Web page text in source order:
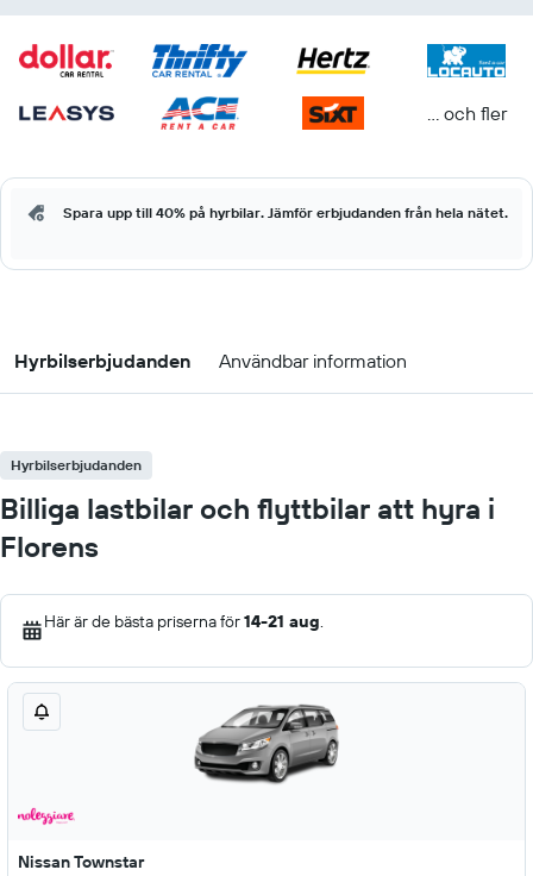
... och fler
Spara upp till 40% på hyrbilar. Jämför erbjudanden från hela nätet.
Hyrbilserbjudanden Användbar information
Hyrbilserbjudanden
Billiga lastbilar och flyttbilar att hyra i
Florens
Här är de bästa priserna för14-21 aug.
Nissan Townstar